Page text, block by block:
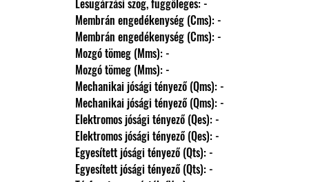
                Lesugárzási szög, függőleges: -
                Membrán engedékenység (Cms): -
                Membrán engedékenység (Cms): -
                Mozgó tömeg (Mms): -
                Mozgó tömeg (Mms): -
                Mechanikai jósági tényező (Qms): -
                Mechanikai jósági tényező (Qms): -
                Elektromos jósági tényező (Qes): -
                Elektromos jósági tényező (Qes): -
                Egyesített jósági tényező (Qts): -
                Egyesített jósági tényező (Qts): -